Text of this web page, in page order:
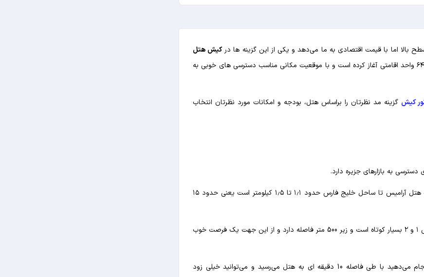
بالا اما با قیمت اقتصادی به ما می‌دهد و یکی از این گزینه ها درکیش هتل
است. این هتل از سال ۱۳۸۷ فعالیت خود را در ۴ طبقه با ۶۴ واحد اقامتی آغاز کرده است و با موقعیت مکانی مناسب دسترسی های خوبی به
کیش گزینه مد نظرتان را براساس هتل، بودجه و امکانات مورد نظرتان انتخاب
به بازارهای جزیره دارد.
اگر اهل ساحل گردی و آرامش دریا هستید بهتر است بدانید فاصله هتل آرامیس تا ساحل خلیج فارس حدود ۱٫۱ تا ۱٫۵ کیلومتر است یعنی حدود ۱۵
اما فاصله این هتل تا مراکز تجاری مثل بازار رویا مال و بازار پردیس ۱ و ۲ بسیار کوتاه است و زیر 500 متر فاصله دارد و از این جهت یک فرصت خوب
انجام می‌دهید با طی فاصله 10 دقیقه ای به هتل می‌رسید و می‌توانید خیلی زود